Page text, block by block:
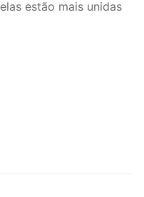
estão mais unidas